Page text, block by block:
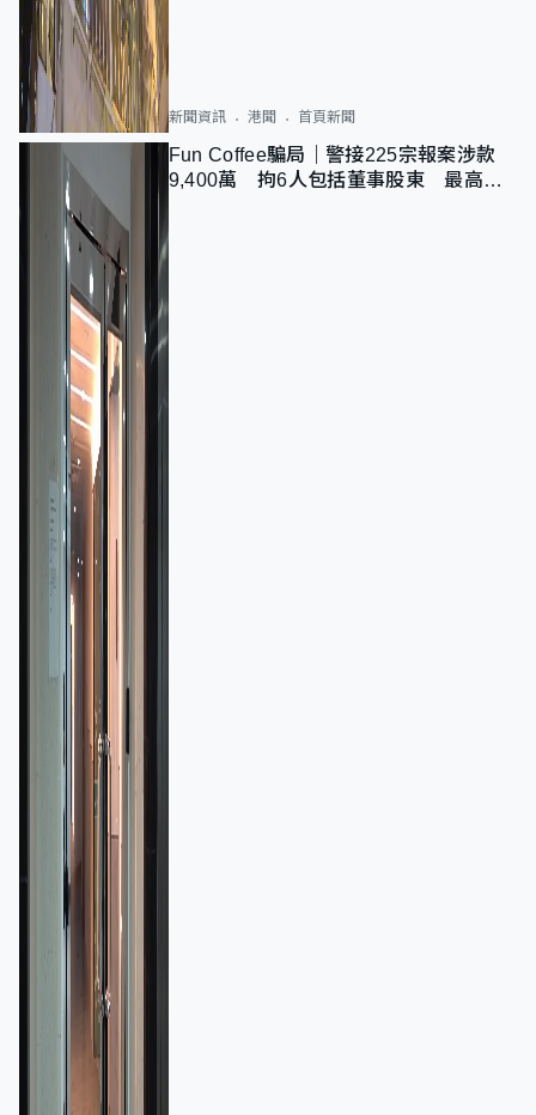
新聞資訊 港聞 首頁新聞
Fun Coffee騙局｜警接225宗報案涉款
9,400萬 拘6人包括董事股東 最高金